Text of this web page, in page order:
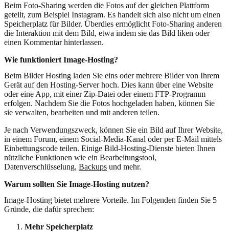
Beim Foto-Sharing werden die Fotos auf der gleichen Plattform
geteilt, zum Beispiel Instagram. Es handelt sich also nicht um einen
Speicherplatz für Bilder. Überdies ermöglicht Foto-Sharing anderen
die Interaktion mit dem Bild, etwa indem sie das Bild liken oder
einen Kommentar hinterlassen.
Wie funktioniert Image-Hosting?
Beim Bilder Hosting laden Sie eins oder mehrere Bilder von Ihrem
Gerät auf den Hosting-Server hoch. Dies kann über eine Website
oder eine App, mit einer Zip-Datei oder einem FTP-Programm
erfolgen. Nachdem Sie die Fotos hochgeladen haben, können Sie
sie verwalten, bearbeiten und mit anderen teilen.
Je nach Verwendungszweck, können Sie ein Bild auf Ihrer Website,
in einem Forum, einem Social-Media-Kanal oder per E-Mail mittels
Einbettungscode teilen. Einige Bild-Hosting-Dienste bieten Ihnen
nützliche Funktionen wie ein Bearbeitungstool,
Datenverschlüsselung, Backups und mehr.
Warum sollten Sie Image-Hosting nutzen?
Image-Hosting bietet mehrere Vorteile. Im Folgenden finden Sie 5
Gründe, die dafür sprechen:
Mehr Speicherplatz